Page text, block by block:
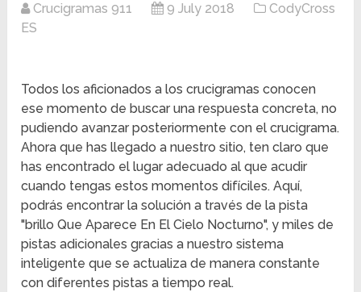
Crucigramas 911 9 July 2018
CodyCross
ES
Todos los aficionados a los crucigramas conocen
ese momento de buscar una respuesta concreta, no
pudiendo avanzar posteriormente con el crucigrama.
Ahora que has llegado a nuestro sitio, ten claro que
has encontrado el lugar adecuado al que acudir
cuando tengas estos momentos difíciles. Aquí,
podrás encontrar la solución a través de la pista
"brillo Que Aparece En El Cielo Nocturno", y miles de
pistas adicionales gracias a nuestro sistema
inteligente que se actualiza de manera constante
con diferentes pistas a tiempo real.